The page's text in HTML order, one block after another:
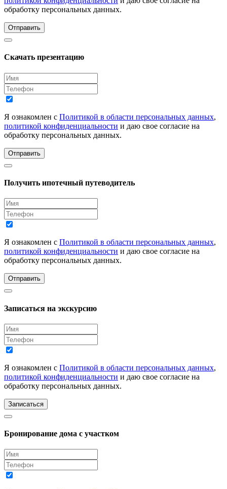
обработку персональных данных.
Отправить
Скачать презентацию
Я ознакомлен с Политикой в области персональных данных,
политикой конфиденциальности и даю свое согласие на
обработку персональных данных.
Отправить
Получить ипотечный путеводитель
Я ознакомлен с Политикой в области персональных данных,
политикой конфиденциальности и даю свое согласие на
обработку персональных данных.
Отправить
Записаться на экскурсию
Я ознакомлен с Политикой в области персональных данных,
политикой конфиденциальности и даю свое согласие на
обработку персональных данных.
Записаться
Бронирование дома с участком